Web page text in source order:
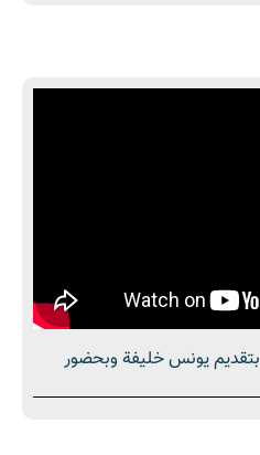
نور مبین 21 ربيع الثاني 1447 بتقديم يونس خليفة وبحضور